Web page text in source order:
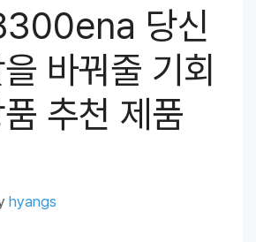
당신
바꿔줄 기회
추천 제품
hyangs